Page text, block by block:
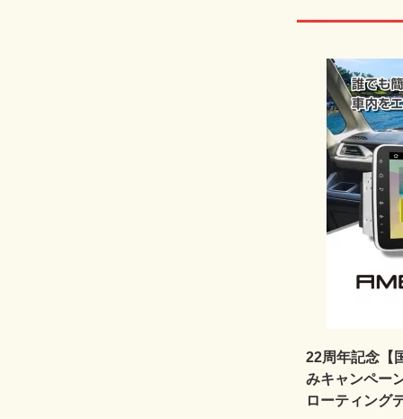
22周年記念【
みキャンペー
ローティング